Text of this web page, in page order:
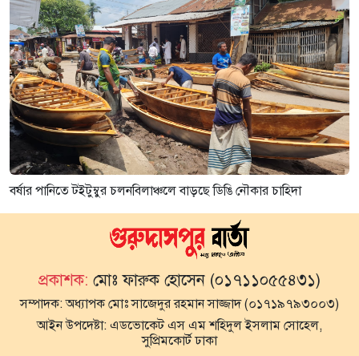
বর্ষার পানিতে টইটুম্বুর চলনবিলাঞ্চলে বাড়ছে ডিঙি নৌকার চাহিদা
প্রকাশক: মোঃ ফারুক হোসেন (০১৭১১০৫৫৪৩১)
সম্পাদক:অধ্যাপক মোঃ সাজেদুর রহমান সাজ্জাদ (০১৭১৯৭৯৩০০৩)
আইন উপদেষ্টা: এডভোকেট এস এম শহিদুল ইসলাম সোহেল,
সুপ্রিমকোর্ট ঢাকা